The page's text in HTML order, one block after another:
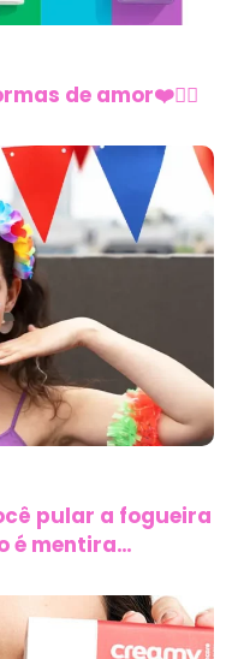
de amor❤️🏳️‍🌈
pular a fogueira
é mentira…